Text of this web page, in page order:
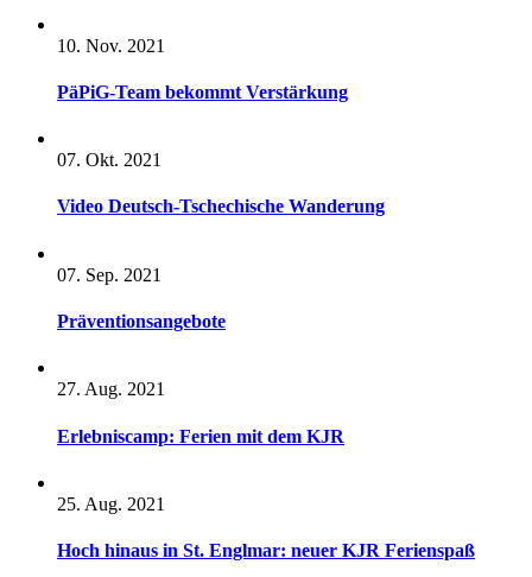
10. Nov. 2021
PäPiG-Team bekommt Verstärkung
07. Okt. 2021
Video Deutsch-Tschechische Wanderung
07. Sep. 2021
Präventionsangebote
27. Aug. 2021
Erlebniscamp: Ferien mit dem KJR
25. Aug. 2021
Hoch hinaus in St. Englmar: neuer KJR Ferienspaß